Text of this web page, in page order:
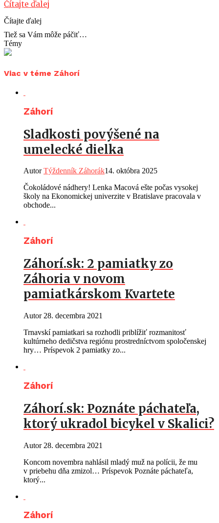
Čítajte ďalej
Čítajte ďalej
Tiež sa Vám môže páčiť…
Témy
Viac v téme Záhorí
Záhorí
Sladkosti povýšené na
umelecké dielka
AutorTýždenník Záhorák14. októbra 2025
Čokoládové nádhery! Lenka Macová ešte počas vysokej
školy na Ekonomickej univerzite v Bratislave pracovala v
obchode...
Záhorí
Záhorí.sk: 2 pamiatky zo
Záhoria v novom
pamiatkárskom Kvartete
Autor 28. decembra 2021
Trnavskí pamiatkari sa rozhodli priblížiť rozmanitosť
kultúrneho dedičstva regiónu prostredníctvom spoločenskej
hry… Príspevok 2 pamiatky zo...
Záhorí
Záhorí.sk: Poznáte páchateľa,
ktorý ukradol bicykel v Skalici?
Autor 28. decembra 2021
Koncom novembra nahlásil mladý muž na polícii, že mu
v priebehu dňa zmizol… Príspevok Poznáte páchateľa,
ktorý...
Záhorí